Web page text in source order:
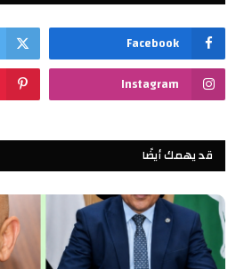
Facebook
Instagram
قد يهمك أيضًا